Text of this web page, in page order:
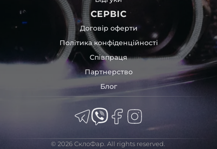
СЕРВІС
Договір оферти
Політика конфіденційності
Співпраця
Партнерство
Блог
© 2026 СклоФар. All rights reserved.